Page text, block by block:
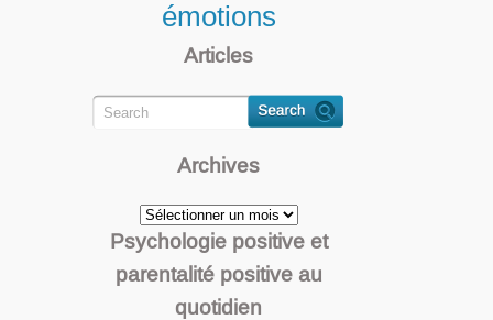
émotions
Articles
Archives
Archives
Psychologie positive et
parentalité positive au
quotidien